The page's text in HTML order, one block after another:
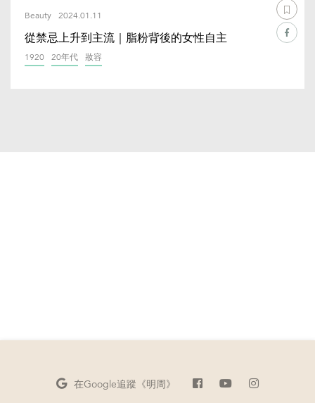
Beauty 2024.01.11
從禁忌上升到主流｜脂粉背後的女性自主
1920 20年代 妝容
在Google追蹤《明周》